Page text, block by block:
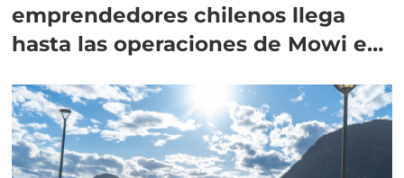
emprendedores chilenos llega
hasta las operaciones de Mowi en